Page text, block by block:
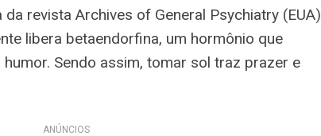
da revista Archives of General Psychiatry (EUA)
libera betaendorfina, um hormônio que
Sendo assim, tomar sol traz prazer e
ANÚNCIOS